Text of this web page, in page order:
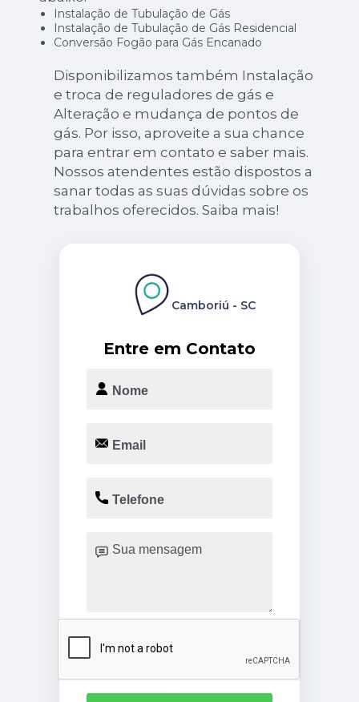
Instalação de Tubulação de Gás
Instalação de Tubulação de Gás Residencial
Conversão Fogão para Gás Encanado
Disponibilizamos também Instalação
e troca de reguladores de gás e
Alteração e mudança de pontos de
gás. Por isso, aproveite a sua chance
para entrar em contato e saber mais.
Nossos atendentes estão dispostos a
sanar todas as suas dúvidas sobre os
trabalhos oferecidos. Saiba mais!
Entre em Contato
Camboriú - SC